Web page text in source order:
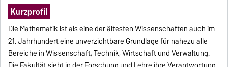
Kurzprofil
Die Mathematik ist als eine der ältesten Wissenschaften auch im
21. Jahrhundert eine unverzichtbare Grundlage für nahezu alle
Bereiche in Wissenschaft, Technik, Wirtschaft und Verwaltung.